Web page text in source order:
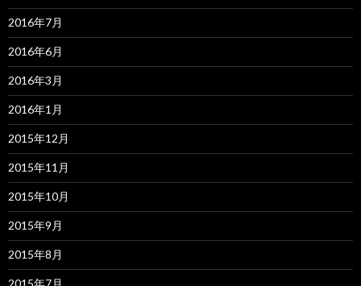
2016年7月
2016年6月
2016年3月
2016年1月
2015年12月
2015年11月
2015年10月
2015年9月
2015年8月